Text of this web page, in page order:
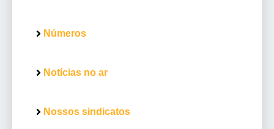
Números
Notícias no ar
Nossos sindicatos